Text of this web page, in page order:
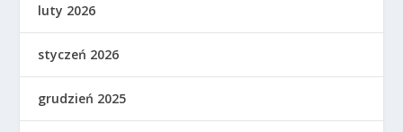
luty 2026
styczeń 2026
grudzień 2025